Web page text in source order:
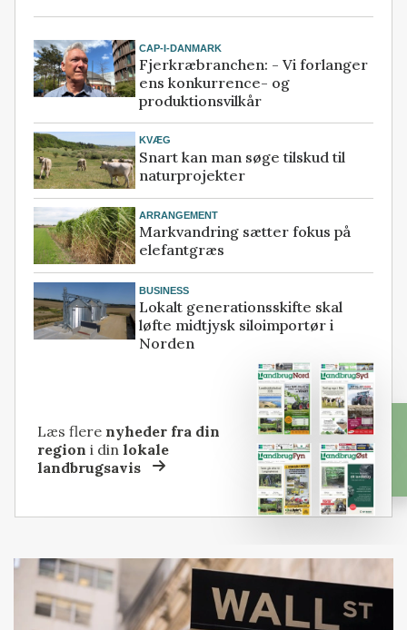
CAP-I-DANMARK
Fjerkræbranchen: - Vi forlanger
ens konkurrence- og
produktionsvilkår
KVÆG
Snart kan man søge tilskud til
naturprojekter
ARRANGEMENT
Markvandring sætter fokus på
elefantgræs
BUSINESS
Lokalt generationsskifte skal
løfte midtjysk siloimportør i
Norden
Læs flere nyheder fra din
region i dinlokale
landbrugsavis